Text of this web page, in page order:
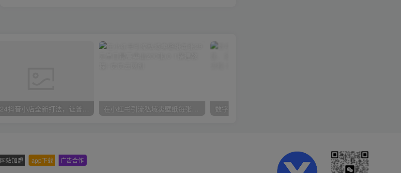
2024抖音小店全新打法，让普通人也能学会做一家长久稳定赚钱的抖店 在小红书引流私域卖壁纸每张29元单日最高卖出200张(0-1搭建教程)
网站加盟 app下载 广告合作